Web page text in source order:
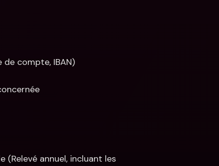
compte, IBAN)
(Relevé annuel, incluant les